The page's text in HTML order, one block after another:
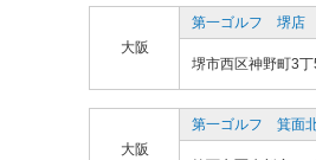
大阪
第一ゴルフ 堺店
堺市西区神野町3
大阪
第一ゴルフ 箕面